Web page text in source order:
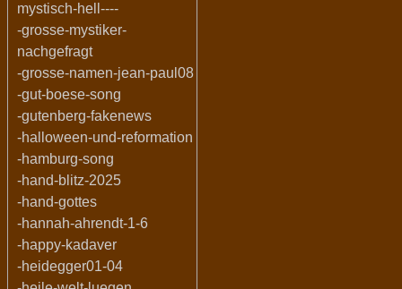
mystisch-hell----
-grosse-mystiker-
nachgefragt
-grosse-namen-jean-paul08
-gut-boese-song
-gutenberg-fakenews
-halloween-und-reformation
-hamburg-song
-hand-blitz-2025
-hand-gottes
-hannah-ahrendt-1-6
-happy-kadaver
-heidegger01-04